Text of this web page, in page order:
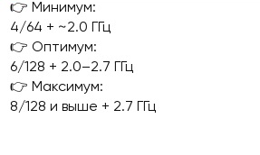
👉 Минимум:
4/64 + ~2.0 ГГц
👉 Оптимум:
6/128 + 2.0–2.7 ГГц
👉 Максимум:
8/128 и выше + 2.7 ГГц